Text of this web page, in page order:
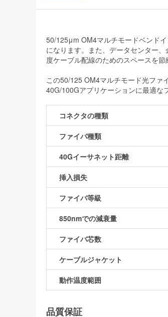
50/125μm OM4マルチモードベンド
になります。また、データセンター
度ケーブル配線のためのスペースを節
この50/125 OM4マルチモード光ファ
40G/100Gアプリケーションに最適な
コネクタの種類
ファイバ種類
40Gイーサネット距離
挿入損失
ファイバ等級
850nmでの減衰量
ファイバ芯数
ケーブルジャケット
動作温度範囲
品質保証